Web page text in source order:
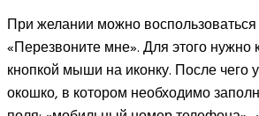
При желании можно
«Перезвоните мне». Для этого нужно
кнопкой мыши на иконку. После чего
окошко, в котором необходимо